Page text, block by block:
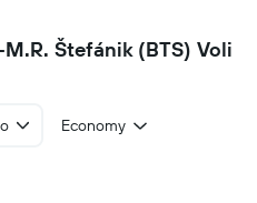
Štefánik (BTS) Voli
Economy